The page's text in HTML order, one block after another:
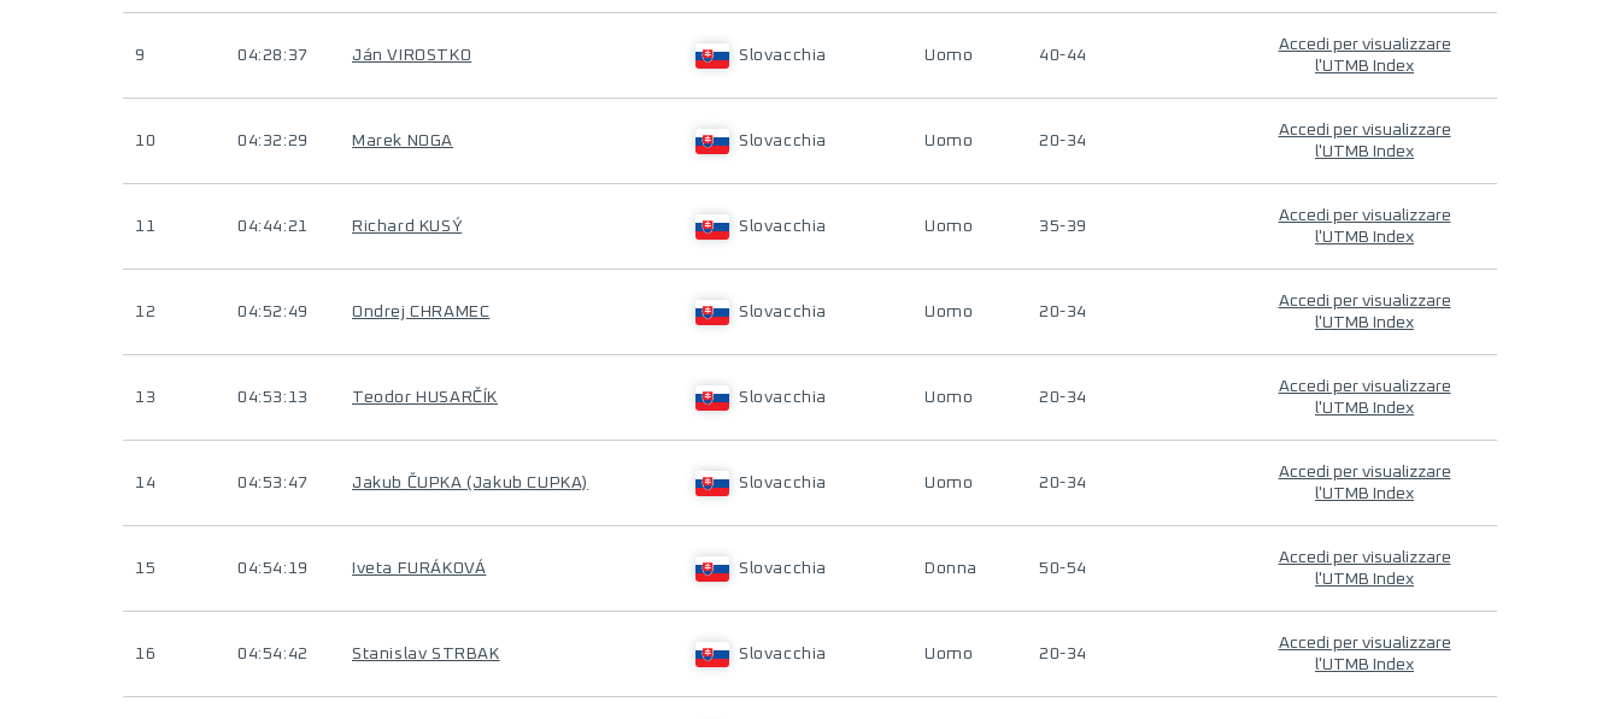
9 04:28:37 Ján VIROSTKO Slovacchia Uomo 40-44
Accedi per visualizzare
l'UTMB Index
10 04:32:29 Marek NOGA Slovacchia Uomo 20-34
Accedi per visualizzare
l'UTMB Index
11 04:44:21 Richard KUSÝ Slovacchia Uomo 35-39
Accedi per visualizzare
l'UTMB Index
12 04:52:49 Ondrej CHRAMEC Slovacchia Uomo 20-34
Accedi per visualizzare
l'UTMB Index
13 04:53:13 Teodor HUSARČÍK Slovacchia Uomo 20-34
Accedi per visualizzare
l'UTMB Index
14 04:53:47 Jakub ČUPKA (Jakub CUPKA) Slovacchia Uomo 20-34
Accedi per visualizzare
l'UTMB Index
15 04:54:19 Iveta FURÁKOVÁ Slovacchia Donna 50-54
Accedi per visualizzare
l'UTMB Index
16 04:54:42 Stanislav STRBAK Slovacchia Uomo 20-34
Accedi per visualizzare
l'UTMB Index